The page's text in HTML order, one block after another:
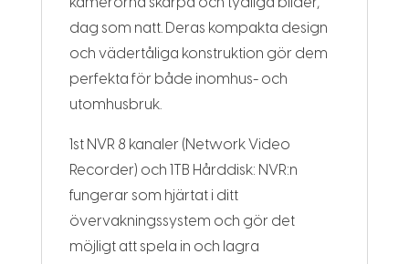
kamerorna skarpa och tydliga bilder,
dag som natt. Deras kompakta design
och vädertåliga konstruktion gör dem
perfekta för både inomhus- och
utomhusbruk.
1st NVR 8 kanaler (Network Video
Recorder) och 1TB Hårddisk: NVR:n
fungerar som hjärtat i ditt
övervakningssystem och gör det
möjligt att spela in och lagra